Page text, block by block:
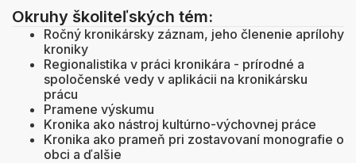
Okruhy školiteľských tém:
Ročný kronikársky záznam, jeho členenie aprílohy
kroniky
Regionalistika v práci kronikára - prírodné a
spoločenské vedy v aplikácii na kronikársku
prácu
Pramene výskumu
Kronika ako nástroj kultúrno-výchovnej práce
Kronika ako prameň pri zostavovaní monografie o
obci a ďalšie